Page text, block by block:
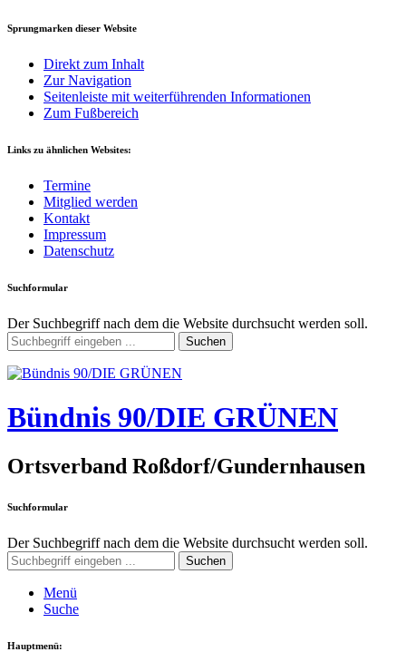
Sprungmarken dieser Website
Direkt zum Inhalt
Zur Navigation
Seitenleiste mit weiterführenden Informationen
Zum Fußbereich
Links zu ähnlichen Websites:
Termine
Mitglied werden
Kontakt
Impressum
Datenschutz
Suchformular
Der Suchbegriff nach dem die Website durchsucht werden soll.
Suchen
Bündnis 90/DIE GRÜNEN
Ortsverband Roßdorf/Gundernhausen
Suchformular
Der Suchbegriff nach dem die Website durchsucht werden soll.
Suchen
Menü
Suche
Hauptmenü: